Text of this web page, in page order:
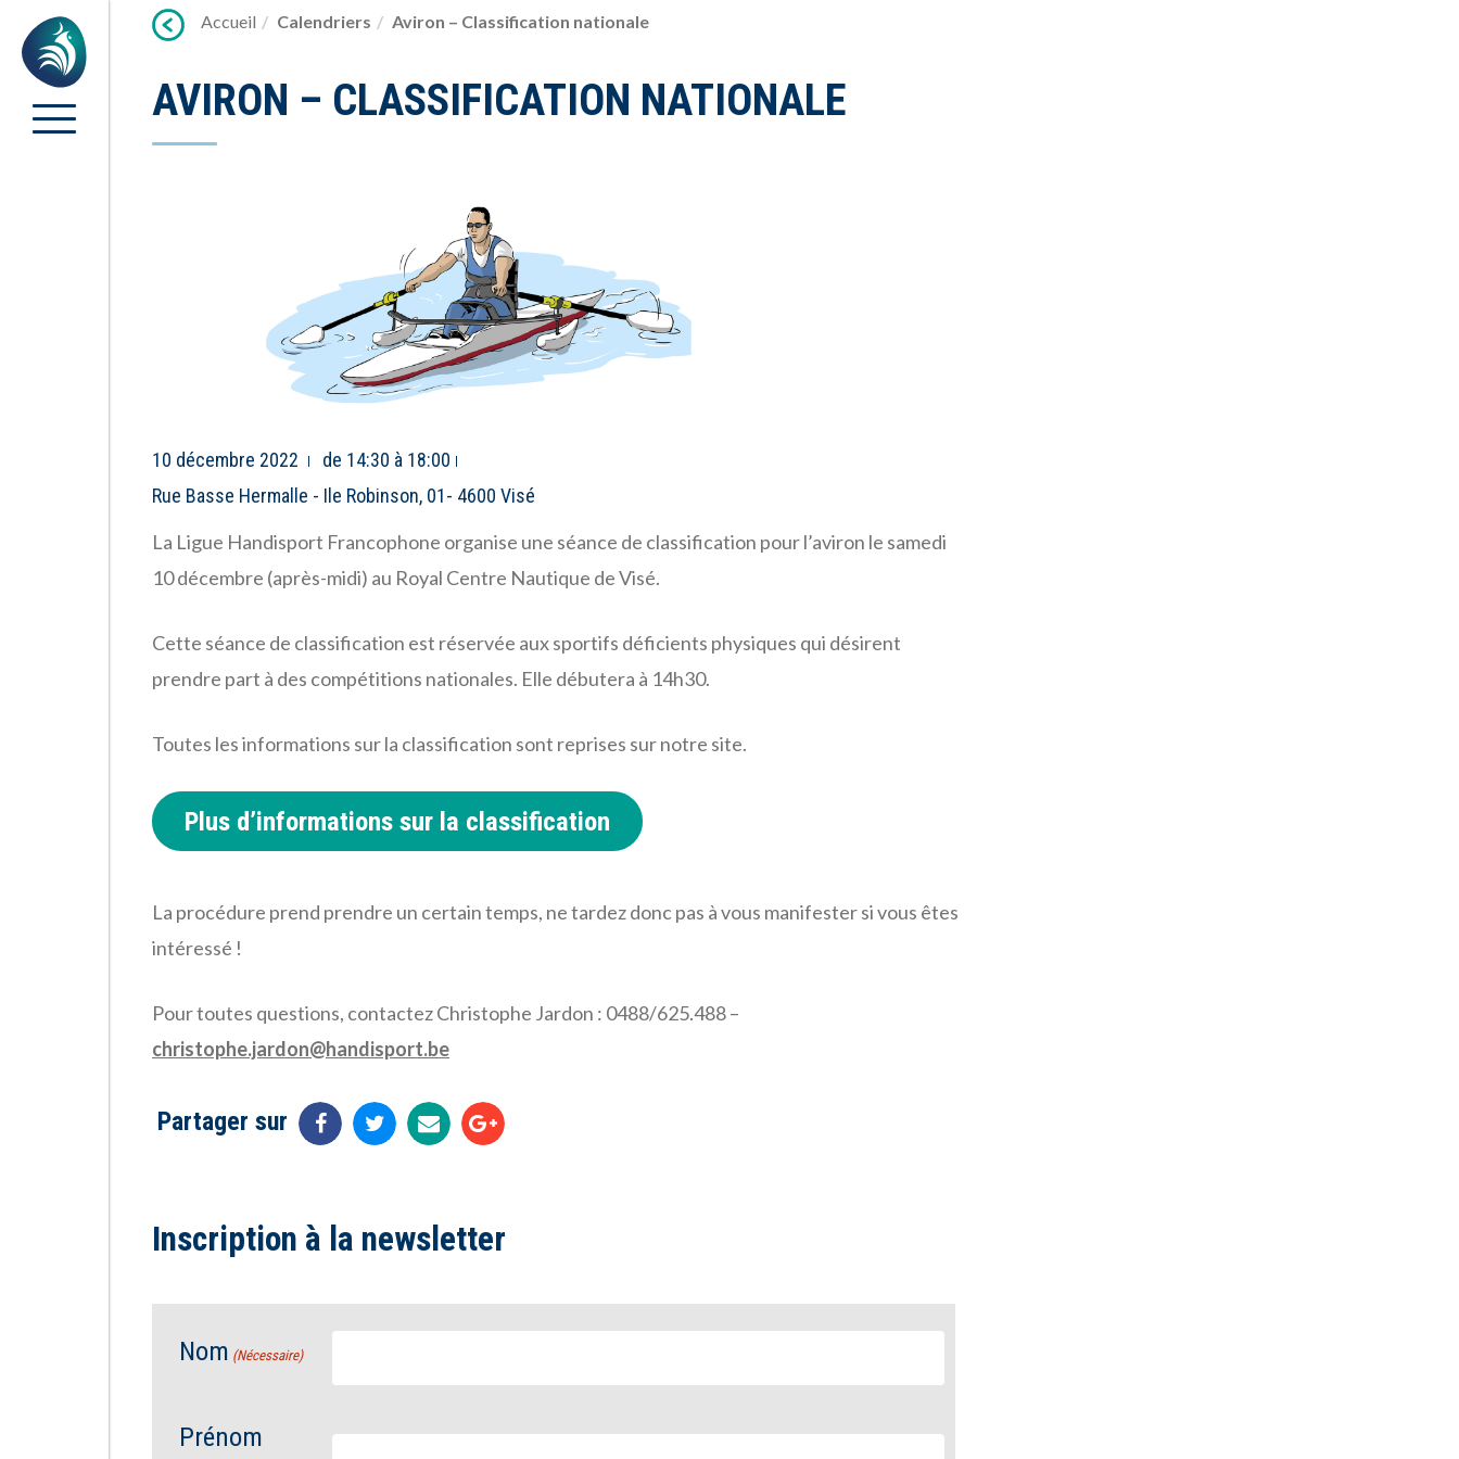
Accueil Calendriers Aviron – Classification nationale
AVIRON – CLASSIFICATION NATIONALE
10 décembre 2022
de 14:30 à 18:00
Rue Basse Hermalle - Ile Robinson, 01- 4600 Visé
La Ligue Handisport Francophone organise une séance de classification pour l’aviron le samedi
10 décembre (après-midi) au Royal Centre Nautique de Visé.
Cette séance de classification est réservée aux sportifs déficients physiques qui désirent
prendre part à des compétitions nationales. Elle débutera à 14h30.
Toutes les informations sur la classification sont reprises sur notre site.
Plus d’informations sur la classification
La procédure prend prendre un certain temps, ne tardez donc pas à vous manifester si vous êtes
intéressé !
Pour toutes questions, contactez Christophe Jardon : 0488/625.488 –
christophe.jardon@handisport.be
Partager sur
Inscription à la newsletter
Nom (Nécessaire)
Prénom